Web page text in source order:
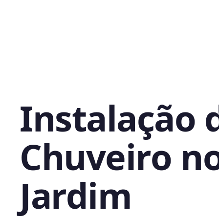
Instalação
Chuveiro
Jardim